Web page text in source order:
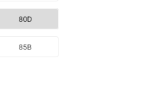
80D
85B